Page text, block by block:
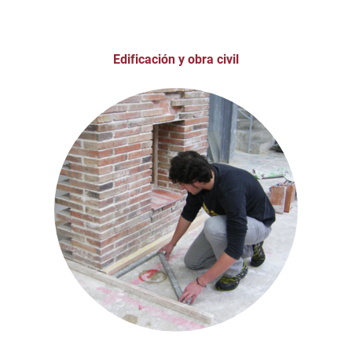
Edificación y obra civil